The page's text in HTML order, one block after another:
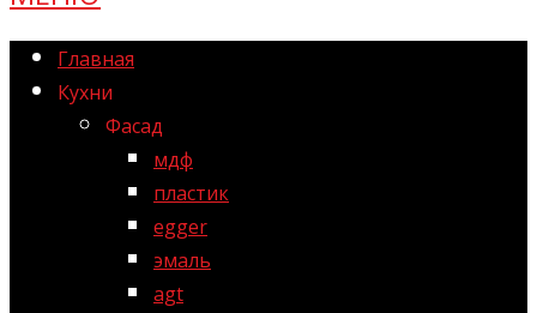
Главная
Кухни
Фасад
мдф
пластик
egger
эмаль
agt